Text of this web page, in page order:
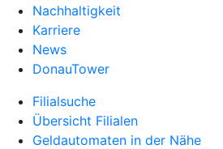
Nachhaltigkeit
Karriere
News
DonauTower
Filialsuche
Übersicht Filialen
Geldautomaten in der Nähe